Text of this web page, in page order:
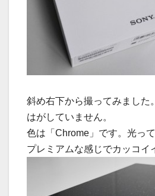
斜め右下から撮ってみました
はがしていません。
色は「Chrome」です。光っ
プレミアムな感じでカッコイ